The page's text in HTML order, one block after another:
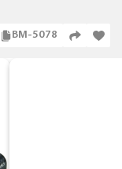
BM-5078